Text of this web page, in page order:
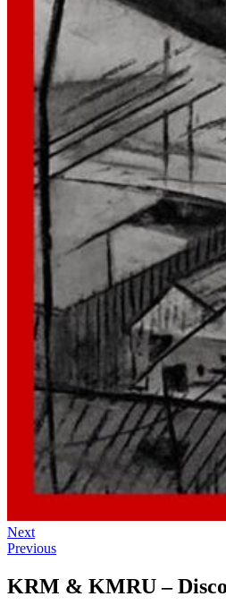
Next
Previous
KRM & KMRU –